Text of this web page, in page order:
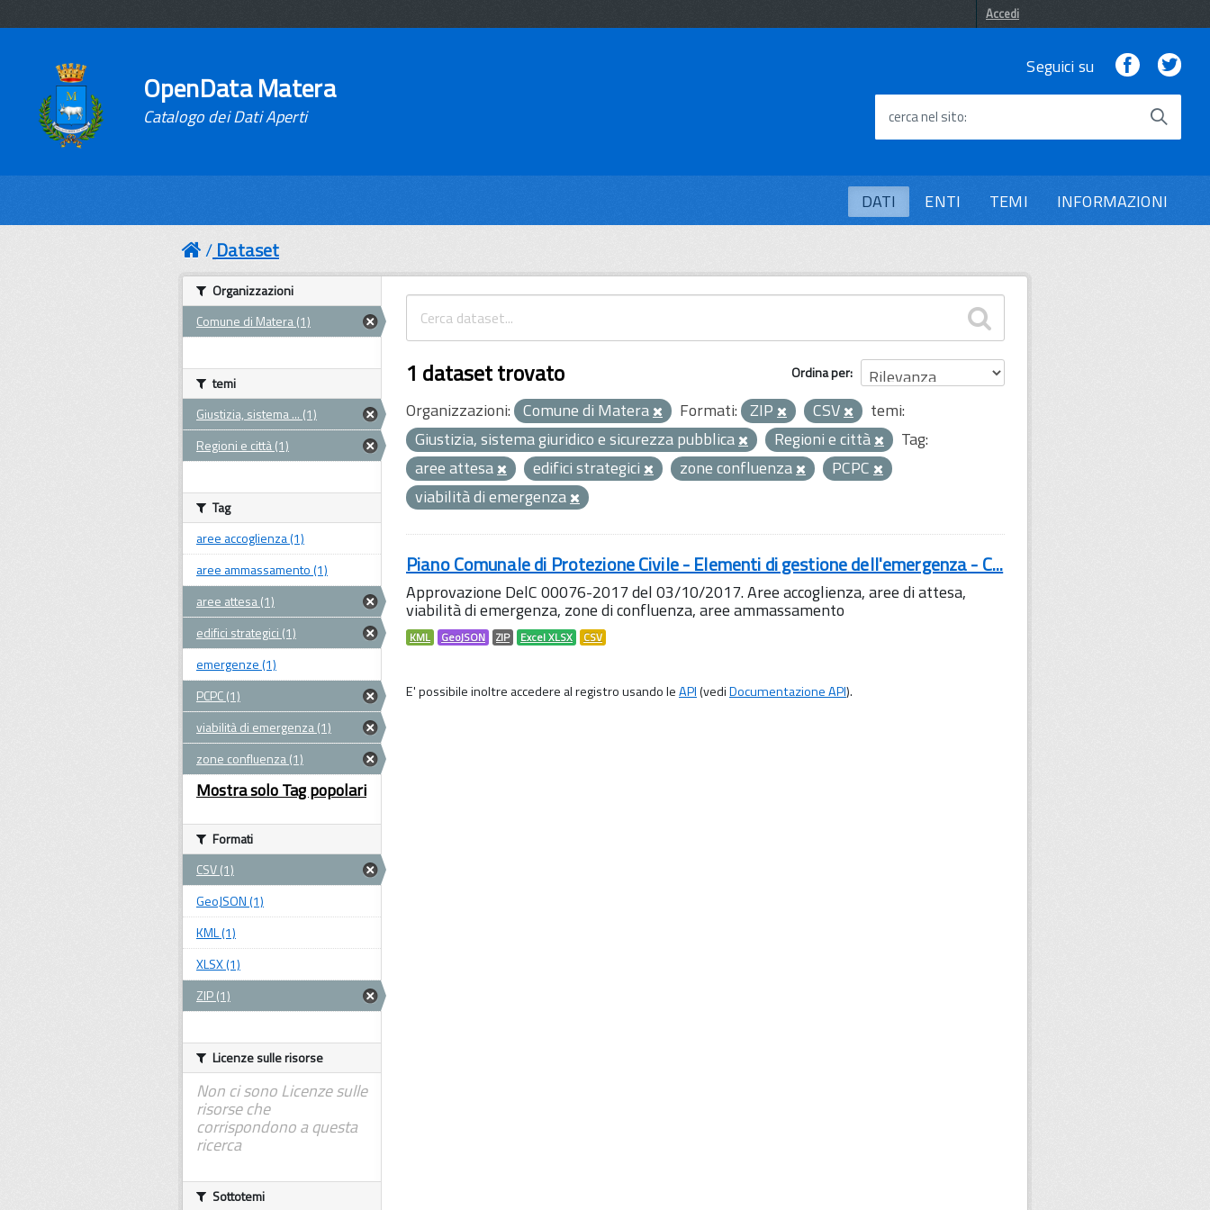
Accedi
OpenData Matera
Catalogo dei Dati Aperti
Seguici su Facebook
cerca nel sito
DATI ENTI TEMI INFORMAZIONI
Dataset
Ordina per
1 dataset trovato
Organizzazioni: Comune di Matera Formati: ZIP CSV
temi:
Giustizia, sistema giuridico e sicurezza pubblica
Regioni e città
Tag:
aree attesa
edifici strategici zone confluenza
PCPC
viabilità di emergenza
Piano Comunale di Protezione Civile - Elementi di gestione dell'emergenza - C...
Approvazione DelC 00076-2017 del 03/10/2017. Aree accoglienza, aree di attesa,
viabilità di emergenza, zone di confluenza, aree ammassamento
KML GeoJSON ZIP Excel XLSX CSV
E' possibile inoltre accedere al registro usando leAPI(vediDocumentazione API).
Organizzazioni
Comune di Matera (1)
temi
Giustizia, sistema ... (1)
Regioni e città (1)
Tag
aree accoglienza (1)
aree ammassamento (1)
aree attesa (1)
edifici strategici (1)
emergenze (1)
PCPC (1)
viabilità di emergenza (1)
zone confluenza (1)
Mostra solo Tag popolari
Formati
CSV (1)
GeoJSON (1)
KML (1)
XLSX (1)
ZIP (1)
Licenze sulle risorse
Non ci sono Licenze sulle
risorse che
corrispondono a questa
ricerca
Sottotemi